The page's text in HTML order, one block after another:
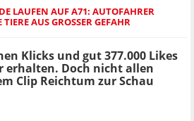
LAUFEN AUF A71: AUTOFAHRER
AUS GROSSER GEFAHR
Klicks und gut 377.000 Likes
erhalten. Doch nicht allen
Clip Reichtum zur Schau